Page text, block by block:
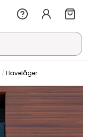
Havelåger